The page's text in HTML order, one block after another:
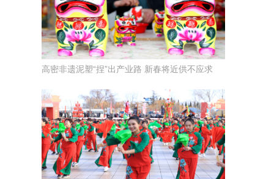
高密非遗泥塑“捏”出产业路 新春将近供不应求